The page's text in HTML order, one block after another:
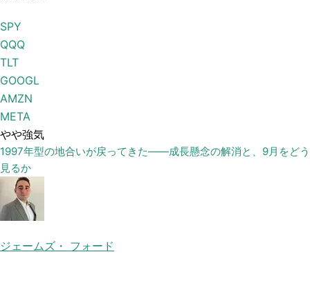
SPY
QQQ
TLT
GOOGL
AMZN
META
やや強気
1997年型の地合いが戻ってきた——成長懸念の解消と、9月をどう
見るか
ジェームズ・ フォード